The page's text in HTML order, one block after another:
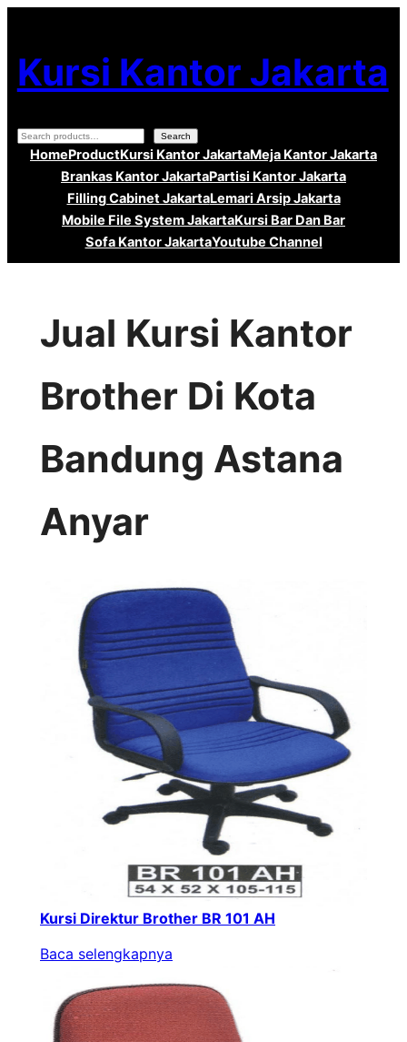
ke
konten
Kursi Kantor Jakarta
Search Search
HomeProductKursi Kantor JakartaMeja Kantor Jakarta
Brankas Kantor JakartaPartisi Kantor Jakarta
Filling Cabinet JakartaLemari Arsip Jakarta
Mobile File System JakartaKursi Bar Dan Bar
Sofa Kantor JakartaYoutube Channel
Jual Kursi Kantor
Brother Di Kota
Bandung Astana
Anyar
Kursi Direktur Brother BR 101 AH
Baca selengkapnya